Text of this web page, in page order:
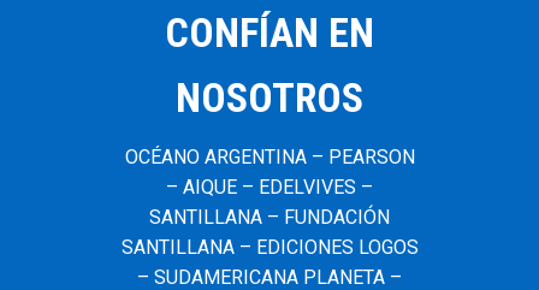
CONFÍAN EN
NOSOTROS
OCÉANO ARGENTINA – PEARSON
– AIQUE – EDELVIVES –
SANTILLANA – FUNDACIÓN
SANTILLANA – EDICIONES LOGOS
– SUDAMERICANA PLANETA –